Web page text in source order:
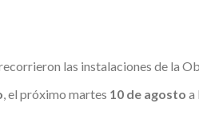
las instalaciones de la
, el próximo martes 10 de agosto a